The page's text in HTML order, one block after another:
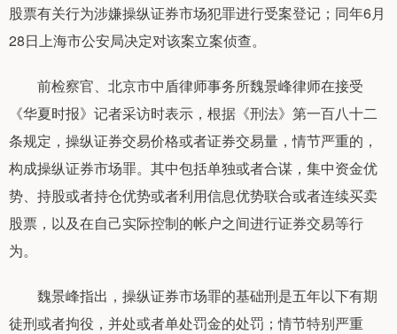
股票有关行为涉嫌操纵证券市场犯罪进行受案登记；同年6月
28日上海市公安局决定对该案立案侦查。
前检察官、北京市中盾律师事务所魏景峰律师在接受
《华夏时报》记者采访时表示，根据《刑法》第一百八十二
条规定，操纵证券交易价格或者证券交易量，情节严重的，
构成操纵证券市场罪。其中包括单独或者合谋，集中资金优
势、持股或者持仓优势或者利用信息优势联合或者连续买卖
股票，以及在自己实际控制的帐户之间进行证券交易等行
为。
魏景峰指出，操纵证券市场罪的基础刑是五年以下有期
徒刑或者拘役，并处或者单处罚金的处罚；情节特别严重